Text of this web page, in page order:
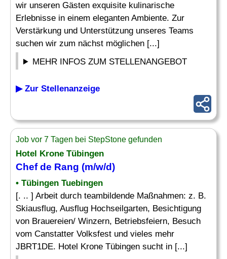
wir unseren Gästen exquisite kulinarische
Erlebnisse in einem eleganten Ambiente. Zur
Verstärkung und Unterstützung unseres Teams
suchen wir zum nächst möglichen [...]
MEHR INFOS ZUM STELLENANGEBOT
▶ Zur Stellenanzeige
Job vor 7 Tagen bei StepStone gefunden
Hotel Krone Tübingen
Chefde Rang (m/w/d)
• Tübingen Tuebingen
[. .. ] Arbeit durch teambildende Maßnahmen: z. B.
Skiausflug, Ausflug Hochseilgarten, Besichtigung
von Brauereien/ Winzern, Betriebsfeiern, Besuch
vom Canstatter Volksfest und vieles mehr
JBRT1DE. Hotel Krone Tübingen sucht in [...]